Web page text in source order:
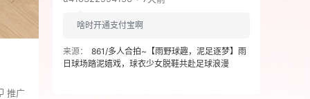
推广
啥时开通支付宝啊
来源：
861/多人合拍~【雨野球趣，泥足逐梦】雨
日球场踏泥嬉戏，球衣少女脱鞋共赴足球浪漫